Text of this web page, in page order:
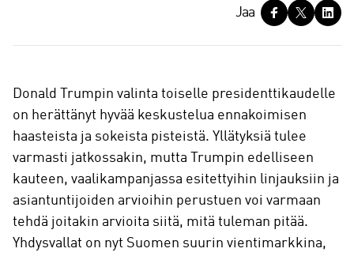
a
Jaa
Donald Trumpin valinta toiselle presidenttikaudelle
on herättänyt hyvää keskustelua ennakoimisen
haasteista ja sokeista pisteistä. Yllätyksiä tulee
varmasti jatkossakin, mutta Trumpin edelliseen
kauteen, vaalikampanjassa esitettyihin linjauksiin ja
asiantuntijoiden arvioihin perustuen voi varmaan
tehdä joitakin arvioita siitä, mitä tuleman pitää.
Yhdysvallat on nyt Suomen suurin vientimarkkina,